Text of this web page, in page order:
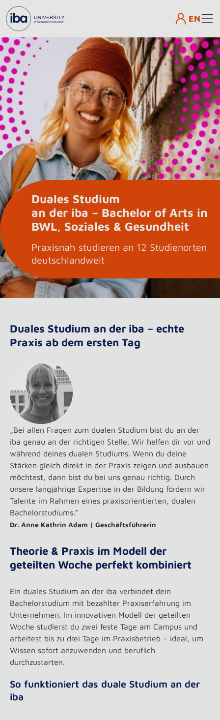
EN
Duales Studium
an der iba – Bachelor of Arts in
BWL, Soziales & Gesundheit
Praxisnah studieren an 12 Studienorten
deutschlandweit
Duales Studium an der iba – echte
Praxis ab dem ersten Tag
„Bei allen Fragen zum dualen Studium bist du an der
iba genau an der richtigen Stelle. Wir helfen dir vor und
während deines dualen Studiums. Wenn du deine
Stärken gleich direkt in der Praxis zeigen und ausbauen
möchtest, dann bist du bei uns genau richtig. Durch
unsere langjährige Expertise in der Bildung fördern wir
Talente im Rahmen eines praxisorientierten, dualen
Bachelorstudiums.”
Dr. Anne Kathrin Adam | Geschäftsführerin
Theorie & Praxis im Modell der
geteilten Woche perfekt kombiniert
Ein duales Studium an der iba verbindet dein
Bachelorstudium mit bezahlter Praxiserfahrung im
Unternehmen. Im innovativen Modell der geteilten
Woche studierst du zwei feste Tage am Campus und
arbeitest bis zu drei Tage im Praxisbetrieb – ideal, um
Wissen sofort anzuwenden und beruflich
durchzustarten.
So funktioniert das duale Studium an der
iba